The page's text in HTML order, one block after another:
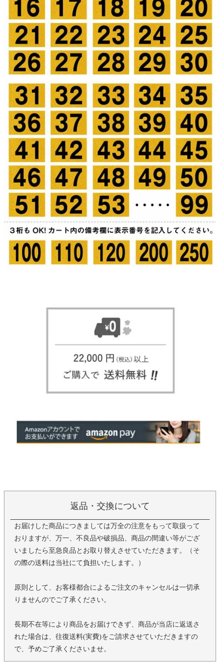
返品・交換について
お届けした商品につきましては万全の注意をもって取扱って
おりますが、万一、不良品や破損品、商品の間違い等がござ
いましたら至急良品とお取り替えさせていただきます。（そ
の際の送料は当社にて負担いたします。）
原則として、お客様都合によるご注文のキャンセルは一切承
りませんのでご了承ください。
長期不在等により商品をお届けできず、商品が当店に返送さ
れた場合は、往復送料(実費)をご請求させていただきますの
で、予めご了承くださいませ。